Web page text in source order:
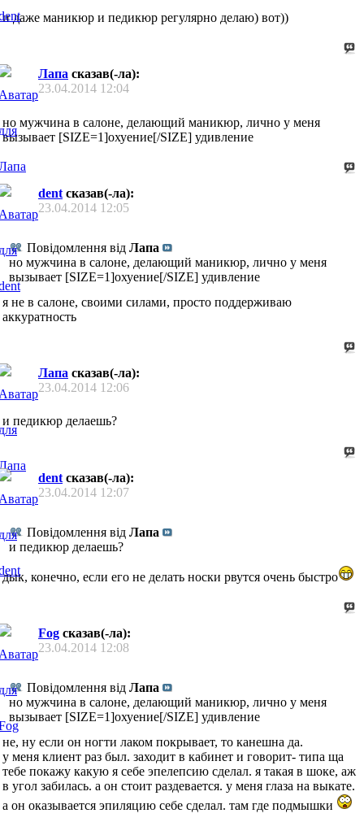
и даже маникюр и педикюр регулярно делаю) вот))
Лапа сказав(-ла):
23.04.2014 12:04
но мужчина в салоне, делающий маникюр, лично у меня
вызывает [SIZE=1]охуение[/SIZE] удивление
dent сказав(-ла):
23.04.2014 12:05
Повідомлення від Лапа
но мужчина в салоне, делающий маникюр, лично у меня
вызывает [SIZE=1]охуение[/SIZE] удивление
я не в салоне, своими силами, просто поддерживаю
аккуратность
Лапа сказав(-ла):
23.04.2014 12:06
и педикюр делаешь?
dent сказав(-ла):
23.04.2014 12:07
Повідомлення від Лапа
и педикюр делаешь?
дык, конечно, если его не делать носки рвутся очень быстро
Fog сказав(-ла):
23.04.2014 12:08
Повідомлення від Лапа
но мужчина в салоне, делающий маникюр, лично у меня
вызывает [SIZE=1]охуение[/SIZE] удивление
не, ну если он ногти лаком покрывает, то канешна да.
у меня клиент раз был. заходит в кабинет и говорит- типа ща
тебе покажу какую я себе эпелепсию сделал. я такая в шоке, аж
в угол забилась. а он стоит раздевается. у меня глаза на выкате.
а он оказывается эпиляцию себе сделал. там где подмышки